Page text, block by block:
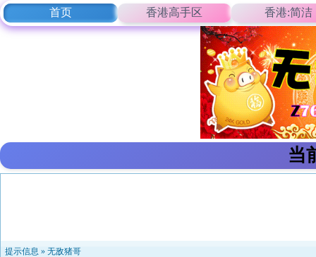
首页 香港高手区 香港:简洁
当
提示信息 » 无敌猪哥